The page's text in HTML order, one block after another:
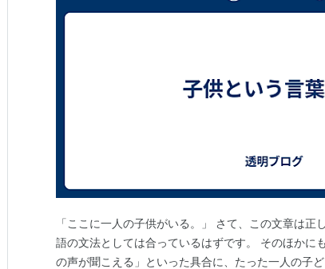
「ここに一人の子供がいる。」 さて、この文章は正
語の文法としては合っているはずです。 そのほかに
の声が聞こえる」といった具合に、たった一人の子